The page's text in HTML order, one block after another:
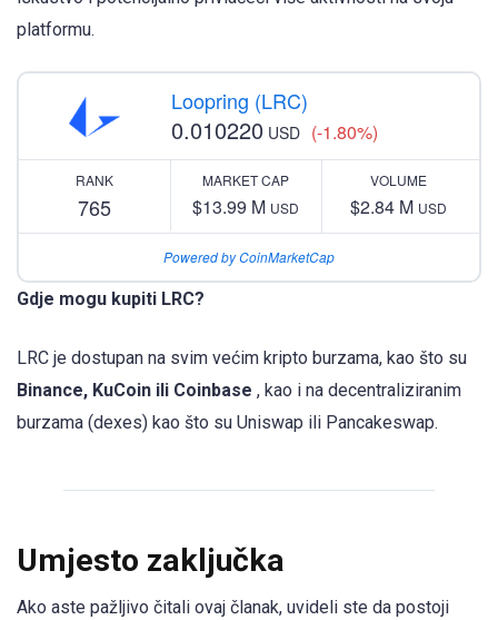
platformu.
Loopring (LRC)
0.010220 USD (-1.80%)
RANK
765
MARKET CAP
$13.99 M USD
VOLUME
$2.84 M USD
Powered by CoinMarketCap
Gdje mogu kupiti LRC?
LRC je dostupan na svim većim kripto burzama, kao što su
Binance, KuCoin ili Coinbase , kao i na decentraliziranim
burzama (dexes) kao što su Uniswap ili Pancakeswap.
Umjesto zaključka
Ako aste pažljivo čitali ovaj članak, uvideli ste da postoji